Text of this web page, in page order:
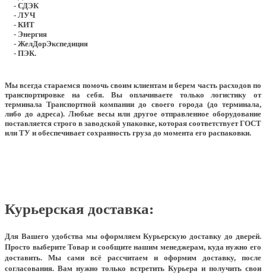
- СДЭК
- ЛУЧ
- КИТ
- Энергия
- ЖелДорЭкспедиция
- ПЭК.
Мы всегда стараемся помочь своим клиентам и берем часть расходов по
транспортировке на себя. Вы оплачиваете только логистику от
терминала Транспортной компании до своего города (до терминала,
либо до адреса). Любые весы или другое отправленное оборудование
поставляется строго в заводской упаковке, которая соответствует ГОСТ
или ТУ и обеспечивает сохранность груза до момента его распаковки.
Курьерская доставка:
Для Вашего удобства мы оформляем Курьерскую доставку до дверей.
Просто выберите Товар и сообщите нашим менеджерам, куда нужно его
доставить. Мы сами всё рассчитаем и оформим доставку, после
согласования. Вам нужно только встретить Курьера и получить свои